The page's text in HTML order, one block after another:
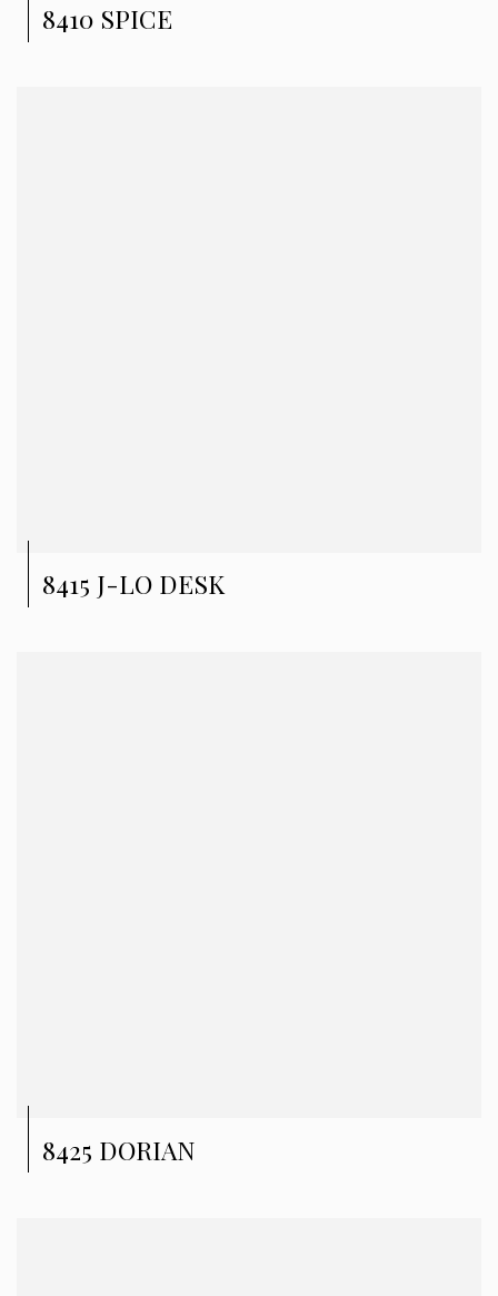
8410 SPICE
8415 J-LO DESK
8425 DORIAN